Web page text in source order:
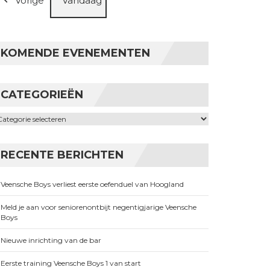
KOMENDE EVENEMENTEN
CATEGORIEËN
RECENTE BERICHTEN
Veensche Boys verliest eerste oefenduel van Hoogland
Meld je aan voor seniorenontbijt negentigjarige Veensche
Boys
Nieuwe inrichting van de bar
Eerste training Veensche Boys 1 van start